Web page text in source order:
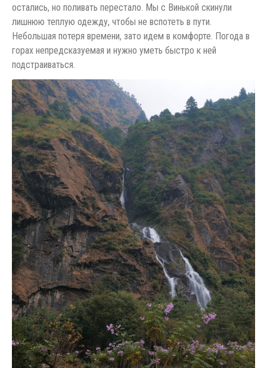
остались, но поливать перестало. Мы с Винькой скинули
лишнюю теплую одежду, чтобы не вспотеть в пути.
Небольшая потеря времени, зато идем в комфорте. Погода в
горах непредсказуемая и нужно уметь быстро к ней
подстраиваться.